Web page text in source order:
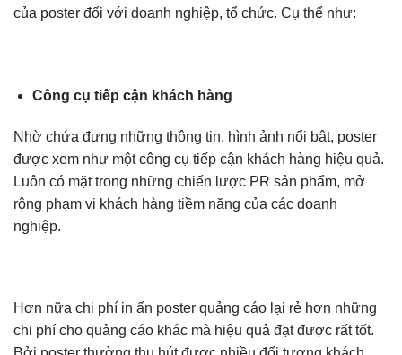
của poster đối với doanh nghiệp, tổ chức. Cụ thể như:
Công cụ tiếp cận khách hàng
Nhờ chứa đựng những thông tin, hình ảnh nổi bật, poster
được xem như một công cụ tiếp cận khách hàng hiệu quả.
Luôn có mặt trong những chiến lược PR sản phẩm, mở
rộng phạm vi khách hàng tiềm năng của các doanh
nghiệp.
Hơn nữa chi phí in ấn poster quảng cáo lại rẻ hơn những
chi phí cho quảng cáo khác mà hiệu quả đạt được rất tốt.